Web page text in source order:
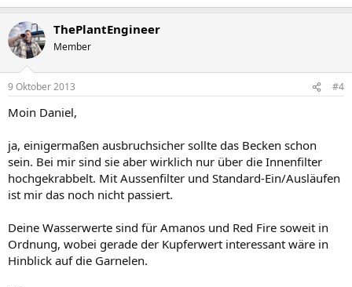
ThePlantEngineer
Member
9 Oktober 2013 #4
Moin Daniel,
ja, einigermaßen ausbruchsicher sollte das Becken schon
sein. Bei mir sind sie aber wirklich nur über die Innenfilter
hochgekrabbelt. Mit Aussenfilter und Standard-Ein/Ausläufen
ist mir das noch nicht passiert.
Deine Wasserwerte sind für Amanos und Red Fire soweit in
Ordnung, wobei gerade der Kupferwert interessant wäre in
Hinblick auf die Garnelen.